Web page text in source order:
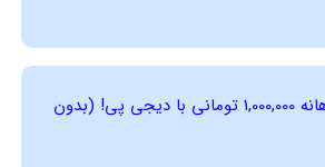
4 قسط ماهانه 1,000,000 تومانی با دیجی ‌پی! (بدون